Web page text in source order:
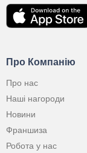
Про Компанію
Про нас
Наші нагороди
Новини
Франшиза
Робота у нас